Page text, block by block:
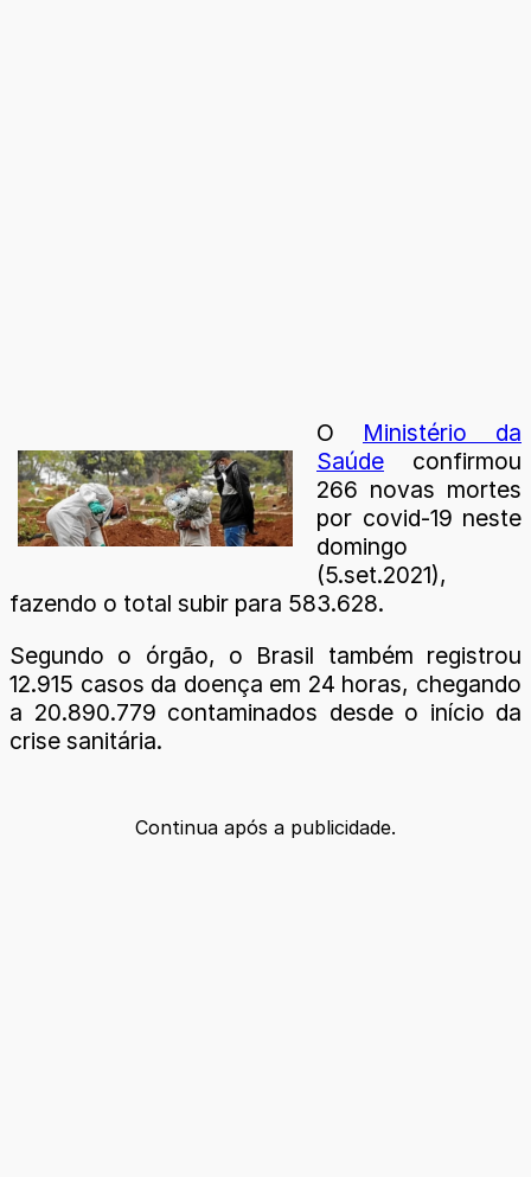
O Ministério da
Saúde confirmou
266 novas mortes
por covid-19 neste
domingo
(5.set.2021),
fazendo o total subir para 583.628.
Segundo o órgão, o Brasil também registrou
12.915 casos da doença em 24 horas, chegando
a 20.890.779 contaminados desde o início da
crise sanitária.
Continua após a publicidade.